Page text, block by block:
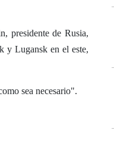
presidente de Rusia,
y Lugansk en el este,
sea necesario".